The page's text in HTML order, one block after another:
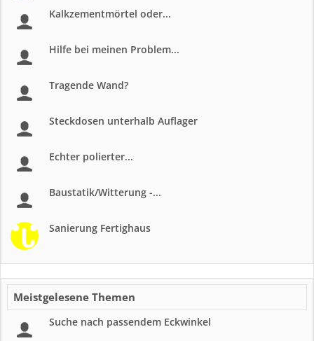
Kalkzementmörtel oder...
Hilfe bei meinen Problem...
Tragende Wand?
Steckdosen unterhalb Auflager
Echter polierter...
Baustatik/Witterung -...
Sanierung Fertighaus
Meistgelesene Themen
Suche nach passendem Eckwinkel